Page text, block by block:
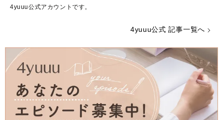
4yuuu公式アカウントです。
4yuuu公式 記事一覧へ